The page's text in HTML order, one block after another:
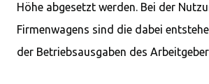
Höhe abgesetzt werden. Bei der
Firmenwagens sind die dabei
der Betriebsausgaben des